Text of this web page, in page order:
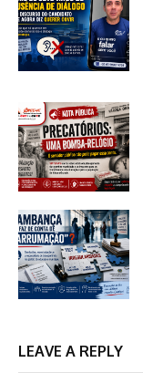
LEAVE A REPLY